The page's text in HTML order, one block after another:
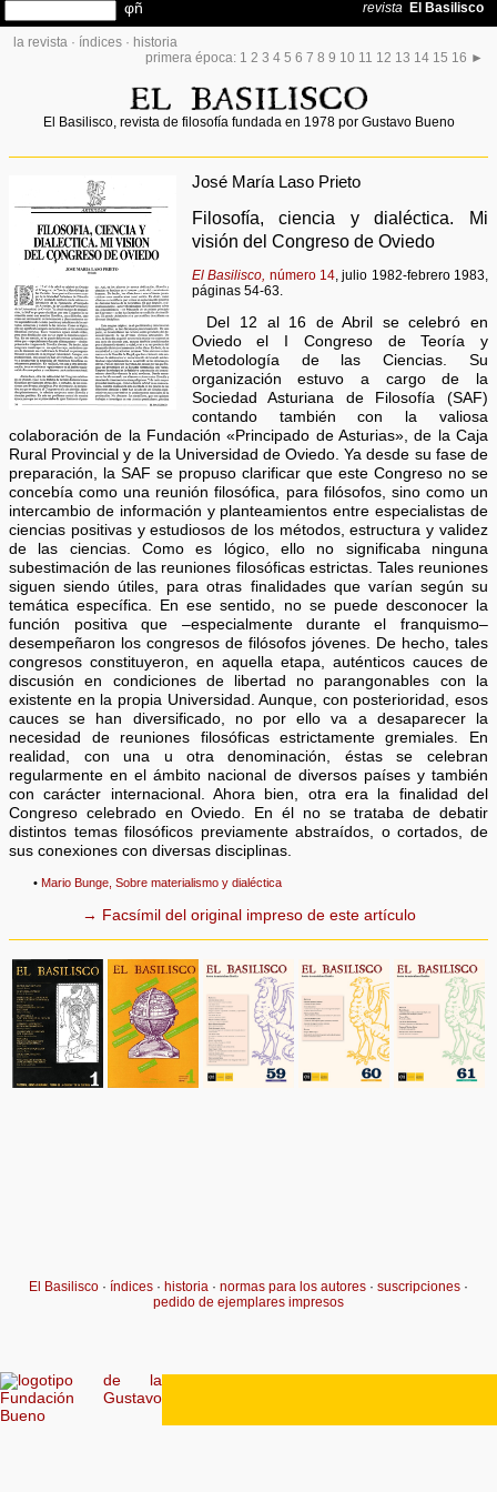
la revista · índices · historia
primera época: 1 2 3 4 5 6 7 8 9 10 11 12 13 14 15 16 ►
El Basilisco, revista de filosofía fundada en 1978 por Gustavo Bueno
José María Laso Prieto
Filosofía, ciencia y dialéctica. Mi
visión del Congreso de Oviedo
El Basilisco, número 14, julio 1982-febrero 1983,
páginas 54-63.
Del 12 al 16 de Abril se celebró en
Oviedo el I Congreso de Teoría y
Metodología de las Ciencias. Su
organización estuvo a cargo de la
Sociedad Asturiana de Filosofía (SAF)
contando también con la valiosa
colaboración de la Fundación «Principado de Asturias», de la Caja
Rural Provincial y de la Universidad de Oviedo. Ya desde su fase de
preparación, la SAF se propuso clarificar que este Congreso no se
concebía como una reunión filosófica, para filósofos, sino como un
intercambio de información y planteamientos entre especialistas de
ciencias positivas y estudiosos de los métodos, estructura y validez
de las ciencias. Como es lógico, ello no significaba ninguna
subestimación de las reuniones filosóficas estrictas. Tales reuniones
siguen siendo útiles, para otras finalidades que varían según su
temática específica. En ese sentido, no se puede desconocer la
función positiva que –especialmente durante el franquismo–
desempeñaron los congresos de filósofos jóvenes. De hecho, tales
congresos constituyeron, en aquella etapa, auténticos cauces de
discusión en condiciones de libertad no parangonables con la
existente en la propia Universidad. Aunque, con posterioridad, esos
cauces se han diversificado, no por ello va a desaparecer la
necesidad de reuniones filosóficas estrictamente gremiales. En
realidad, con una u otra denominación, éstas se celebran
regularmente en el ámbito nacional de diversos países y también
con carácter internacional. Ahora bien, otra era la finalidad del
Congreso celebrado en Oviedo. En él no se trataba de debatir
distintos temas filosóficos previamente abstraídos, o cortados, de
sus conexiones con diversas disciplinas.
• Mario Bunge, Sobre materialismo y dialéctica
→ Facsímil del original impreso de este artículo
El Basilisco · índices · historia · normas para los autores · suscripciones ·
pedido de ejemplares impresos